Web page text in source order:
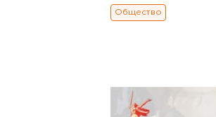
Общество